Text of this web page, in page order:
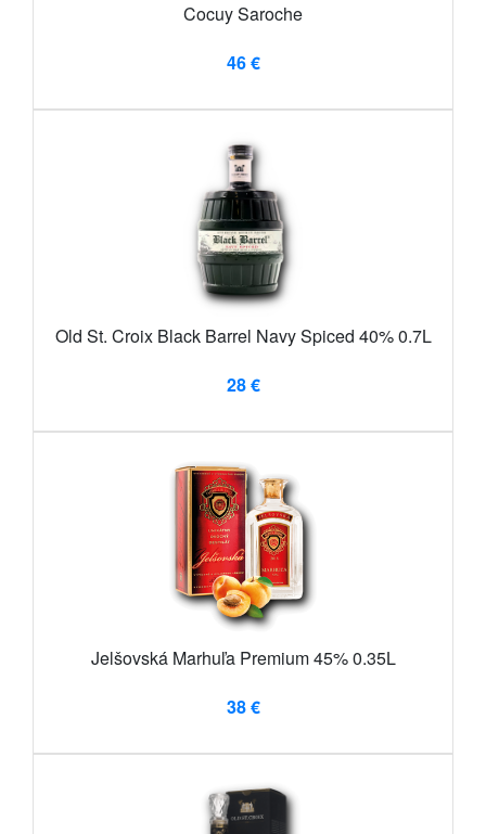
Cocuy Saroche
46 €
Old St. Croix Black Barrel Navy Spiced 40% 0.7L
28 €
Jelšovská Marhuľa Premium 45% 0.35L
38 €